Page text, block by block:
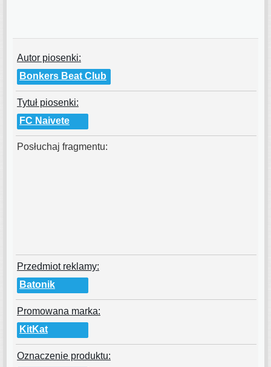
Autor piosenki:
Bonkers Beat Club
Tytuł piosenki:
FC Naivete
Posłuchaj fragmentu:
Przedmiot reklamy:
Batonik
Promowana marka:
KitKat
Oznaczenie produktu: